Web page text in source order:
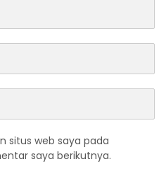
situs web saya pada
saya berikutnya.